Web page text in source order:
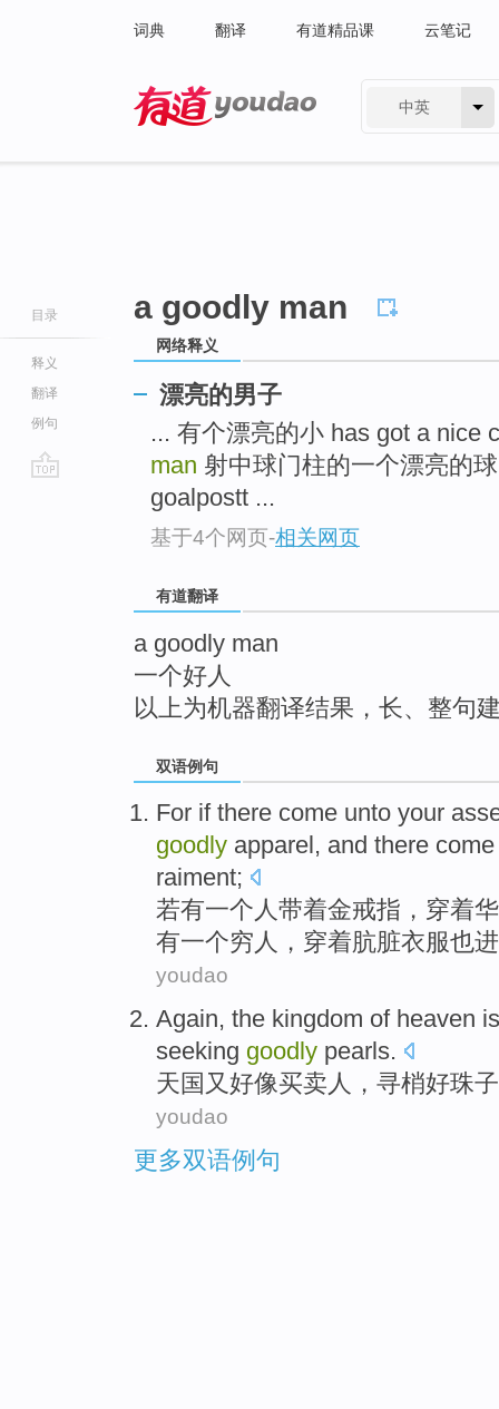
词典 翻译 有道精品课 云笔记
中英
目录
释义
翻译
例句
a goodly man
网络释义
漂亮的男子
... 有个漂亮的小 has got a nice
man 射中球门柱的一个漂亮的
goalpostt ...
基于4个网页-相关网页
有道翻译
a goodly man
一个好人
以上为机器翻译结果，长、整句
双语例句
For if there come unto your
goodly apparel , and there
raiment;
若有一个人带着金戒指 ， 穿着
有一个穷人 ，穿着肮脏衣服也
youdao
Again, the kingdom of heaven
seeking goodly pearls.
天国 又好像买卖人 ， 寻梢好珠子
youdao
更多双语例句